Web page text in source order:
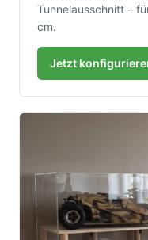
Tunnelausschnitt –
cm.
Jetzt